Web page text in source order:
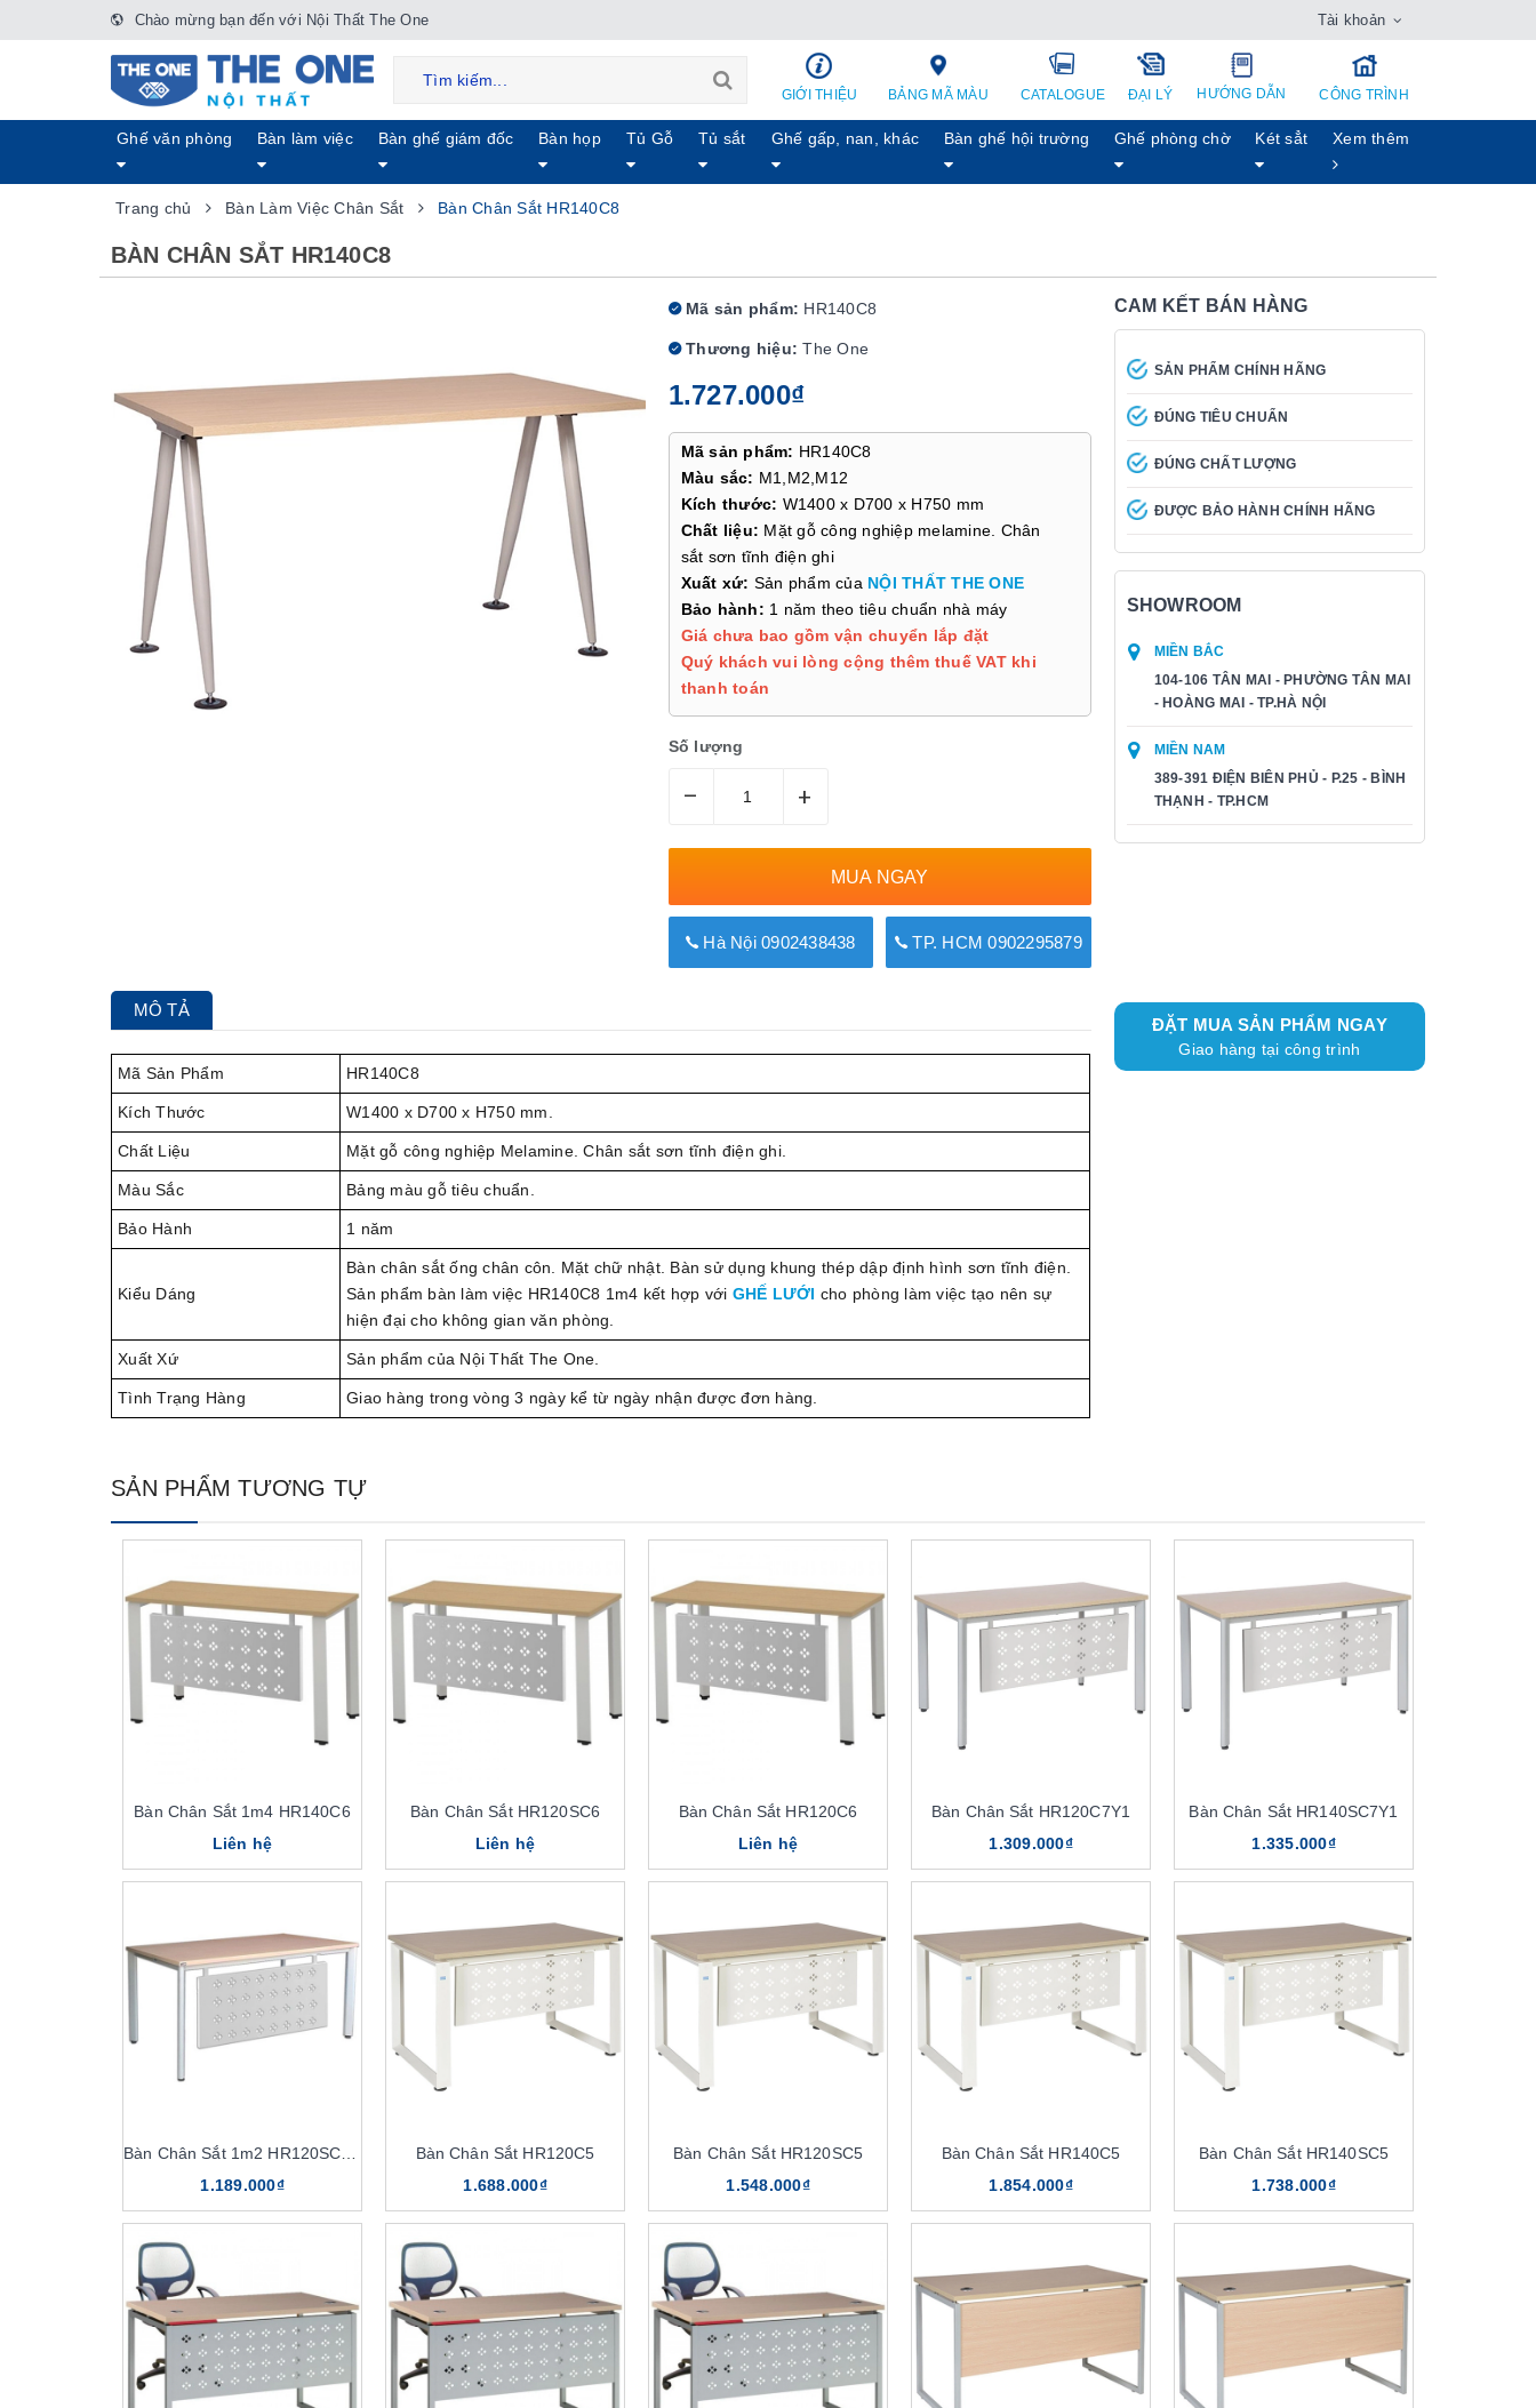
Chào mừng bạn đến với Nội Thất The One Tài khoản
GIỚI THIỆU BẢNG MÃ MÀU CATALOGUE ĐẠI LÝ HƯỚNG DẪN CÔNG TRÌNH
Ghế văn phòng Bàn làm việc Bàn ghế giám đốc Bàn họp Tủ Gỗ Tủ sắt Ghế gấp, nan, khác Bàn ghế hội trường Ghế phòng chờ Két sẳt Xem thêm
Trang chủ Bàn Làm Việc Chân Sắt Bàn Chân Sắt HR140C8
BÀN CHÂN SẮT HR140C8
Mã sản phẩm: HR140C8
Thương hiệu: The One
1.727.000₫
Mã sản phẩm: HR140C8
Màu sắc: M1,M2,M12
Kích thước: W1400 x D700 x H750 mm
Chất liệu: Mặt gỗ công nghiệp melamine. Chân
sắt sơn tĩnh điện ghi
Xuất xứ: Sản phẩm của NỘI THẤT THE ONE
Bảo hành: 1 năm theo tiêu chuẩn nhà máy
Giá chưa bao gồm vận chuyển lắp đặt
Quý khách vui lòng cộng thêm thuế VAT khi
thanh toán
Số lượng
– +
MUA NGAY
Hà Nội 0902438438 TP. HCM 0902295879
CAM KẾT BÁN HÀNG
SẢN PHẨM CHÍNH HÃNG
ĐÚNG TIÊU CHUẨN
ĐÚNG CHẤT LƯỢNG
ĐƯỢC BẢO HÀNH CHÍNH HÃNG
SHOWROOM
MIỀN BẮC
104-106 TÂN MAI - PHƯỜNG TÂN MAI
- HOÀNG MAI - TP.HÀ NỘI
MIỀN NAM
389-391 ĐIỆN BIÊN PHỦ - P.25 - BÌNH
THẠNH - TP.HCM
MÔ TẢ
Mã Sản Phẩm HR140C8
Kích Thước W1400 x D700 x H750 mm.
Chất Liệu Mặt gỗ công nghiệp Melamine. Chân sắt sơn tĩnh điện ghi.
Màu Sắc Bảng màu gỗ tiêu chuẩn.
Bảo Hành 1 năm
Kiểu Dáng
Bàn chân sắt ống chân côn. Mặt chữ nhật. Bàn sử dụng khung thép dập định hình sơn tĩnh điện.
Sản phẩm bàn làm việc HR140C8 1m4 kết hợp với GHẾ LƯỚI cho phòng làm việc tạo nên sự
hiện đại cho không gian văn phòng.
Xuất Xứ Sản phẩm của Nội Thất The One.
Tình Trạng Hàng Giao hàng trong vòng 3 ngày kể từ ngày nhận được đơn hàng.
ĐẶT MUA SẢN PHẨM NGAY
Giao hàng tại công trình
SẢN PHẨM TƯƠNG TỰ
Bàn Chân Sắt 1m4 HR140C6
Liên hệ
Bàn Chân Sắt HR120SC6
Liên hệ
Bàn Chân Sắt HR120C6
Liên hệ
Bàn Chân Sắt HR120C7Y1
1.309.000₫
Bàn Chân Sắt HR140SC7Y1
1.335.000₫
Bàn Chân Sắt 1m2 HR120SC7Y1
1.189.000₫
Bàn Chân Sắt HR120C5
1.688.000₫
Bàn Chân Sắt HR120SC5
1.548.000₫
Bàn Chân Sắt HR140C5
1.854.000₫
Bàn Chân Sắt HR140SC5
1.738.000₫